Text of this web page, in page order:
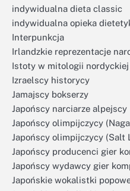
indywidualna dieta classic
indywidualna opieka
Interpunkcja
Irlandzkie reprezentacje
Istoty w mitologii nordyckiej
Izraelscy historycy
Jamajscy bokserzy
Japońscy narciarze alpejscy
Japońscy olimpijczycy
Japońscy olimpijczycy (Salt
Japońscy producenci gier
Japońscy wydawcy gier
Japońskie wokalistki